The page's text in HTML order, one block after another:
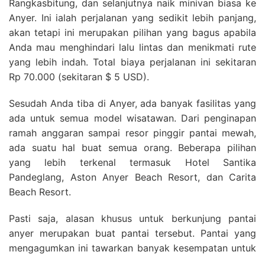
Rangkasbitung, dan selanjutnya naik minivan biasa ke
Anyer. Ini ialah perjalanan yang sedikit lebih panjang,
akan tetapi ini merupakan pilihan yang bagus apabila
Anda mau menghindari lalu lintas dan menikmati rute
yang lebih indah. Total biaya perjalanan ini sekitaran
Rp 70.000 (sekitaran $ 5 USD).
Sesudah Anda tiba di Anyer, ada banyak fasilitas yang
ada untuk semua model wisatawan. Dari penginapan
ramah anggaran sampai resor pinggir pantai mewah,
ada suatu hal buat semua orang. Beberapa pilihan
yang lebih terkenal termasuk Hotel Santika
Pandeglang, Aston Anyer Beach Resort, dan Carita
Beach Resort.
Pasti saja, alasan khusus untuk berkunjung pantai
anyer merupakan buat pantai tersebut. Pantai yang
mengagumkan ini tawarkan banyak kesempatan untuk